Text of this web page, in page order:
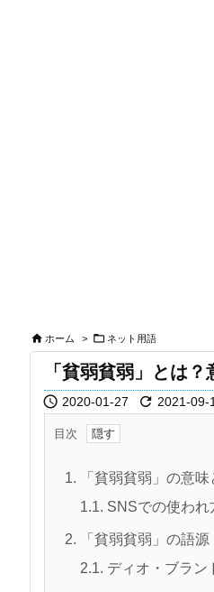
 ホーム >  ネット用語
「貧弱貧弱」とは
 2020-01-27  2021-09-
目次
1. 「貧弱貧弱」の意味
1.1. SNSでの使われ
2. 「貧弱貧弱」の語源
2.1. ディオ・ブラン